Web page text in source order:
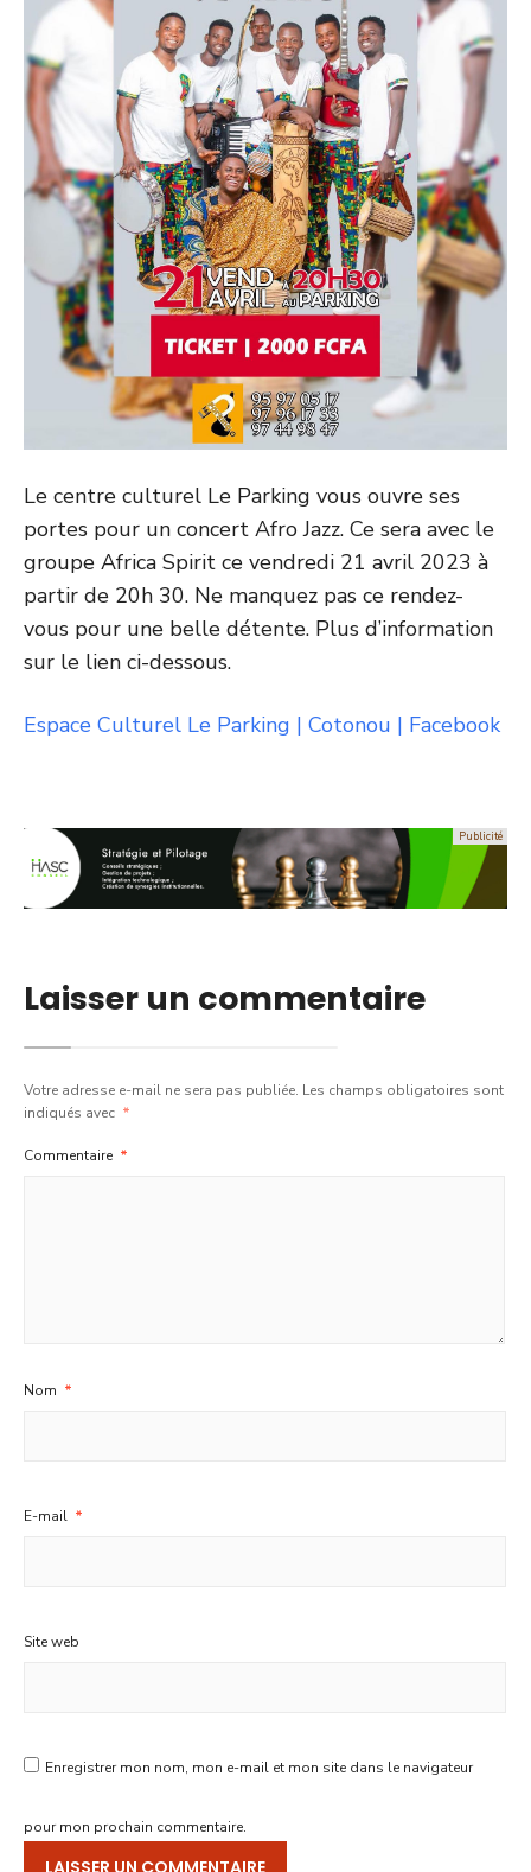
Le centre culturel Le Parking vous ouvre ses
portes pour un concert Afro Jazz. Ce sera avec le
groupe Africa Spirit ce vendredi 21 avril 2023 à
partir de 20h 30. Ne manquez pas ce rendez-
vous pour une belle détente. Plus d’information
sur le lien ci-dessous.
Espace Culturel Le Parking | Cotonou | Facebook
Laisser un commentaire
Votre adresse e-mail ne sera pas publiée. Les champs obligatoires sont
indiqués avec *
Commentaire *
Nom *
E-mail *
Site web
Enregistrer mon nom, mon e-mail et mon site dans le navigateur
pour mon prochain commentaire.